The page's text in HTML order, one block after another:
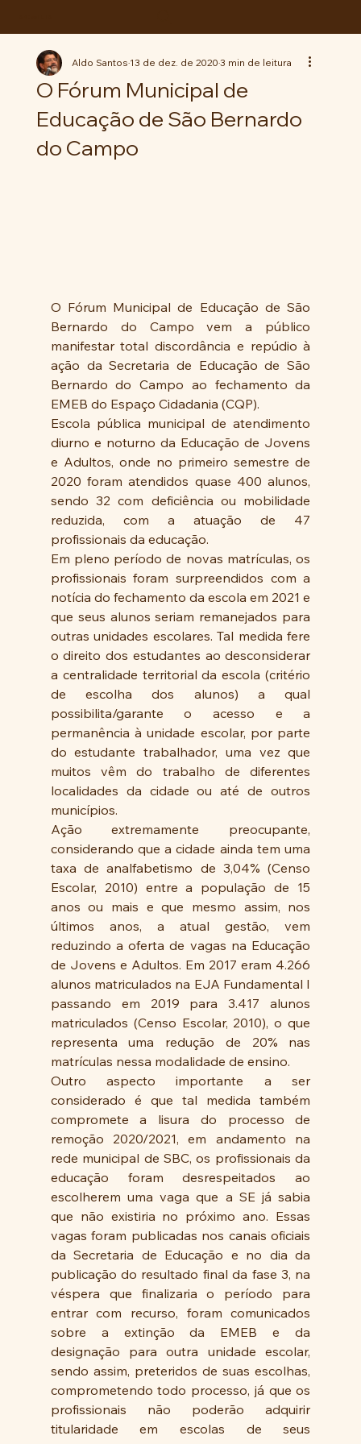
O Fórum Municipal de
Educação de São Bernardo
do Campo
Aldo Santos13 de dez. de 20203 min de leitura
O Fórum Municipal de Educação de São
Bernardo do Campo vem a público
manifestar total discordância e repúdio à
ação da Secretaria de Educação de São
Bernardo do Campo ao fechamento da
EMEB do Espaço Cidadania (CQP).
Escola pública municipal de atendimento
diurno e noturno da Educação de Jovens
e Adultos, onde no primeiro semestre de
2020 foram atendidos quase 400 alunos,
sendo 32 com deficiência ou mobilidade
reduzida, com a atuação de 47
profissionais da educação.
Em pleno período de novas matrículas, os
profissionais foram surpreendidos com a
notícia do fechamento da escola em 2021 e
que seus alunos seriam remanejados para
outras unidades escolares. Tal medida fere
o direito dos estudantes ao desconsiderar
a centralidade territorial da escola (critério
de escolha dos alunos) a qual
possibilita/garante o acesso e a
permanência à unidade escolar, por parte
do estudante trabalhador, uma vez que
muitos vêm do trabalho de diferentes
localidades da cidade ou até de outros
municípios.
Ação extremamente preocupante,
considerando que a cidade ainda tem uma
taxa de analfabetismo de 3,04% (Censo
Escolar, 2010) entre a população de 15
anos ou mais e que mesmo assim, nos
últimos anos, a atual gestão, vem
reduzindo a oferta de vagas na Educação
de Jovens e Adultos. Em 2017 eram 4.266
alunos matriculados na EJA Fundamental I
passando em 2019 para 3.417 alunos
matriculados (Censo Escolar, 2010), o que
representa uma redução de 20% nas
matrículas nessa modalidade de ensino.
Outro aspecto importante a ser
considerado é que tal medida também
compromete a lisura do processo de
remoção 2020/2021, em andamento na
rede municipal de SBC, os profissionais da
educação foram desrespeitados ao
escolherem uma vaga que a SE já sabia
que não existiria no próximo ano. Essas
vagas foram publicadas nos canais oficiais
da Secretaria de Educação e no dia da
publicação do resultado final da fase 3, na
véspera que finalizaria o período para
entrar com recurso, foram comunicados
sobre a extinção da EMEB e da
designação para outra unidade escolar,
sendo assim, preteridos de suas escolhas,
comprometendo todo processo, já que os
profissionais não poderão adquirir
titularidade em escolas de seus